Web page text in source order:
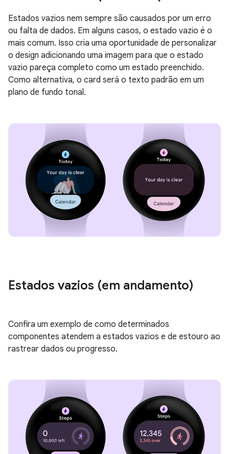
Estados vazios nem sempre são causados por um erro
ou falta de dados. Em alguns casos, o estado vazio é o
mais comum. Isso cria uma oportunidade de personalizar
o design adicionando uma imagem para que o estado
vazio pareça completo como um estado preenchido.
Como alternativa, o card será o texto padrão em um
plano de fundo tonal.
Estados vazios (em andamento)
Confira um exemplo de como determinados
componentes atendem a estados vazios e de estouro ao
rastrear dados ou progresso.